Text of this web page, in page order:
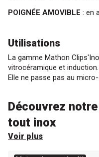
POIGNÉE AMOVIBLE : en
Utilisations
La gamme Mathon
vitrocéramique et
Elle ne passe pas au
Découvrez
tout inox
Voir plus